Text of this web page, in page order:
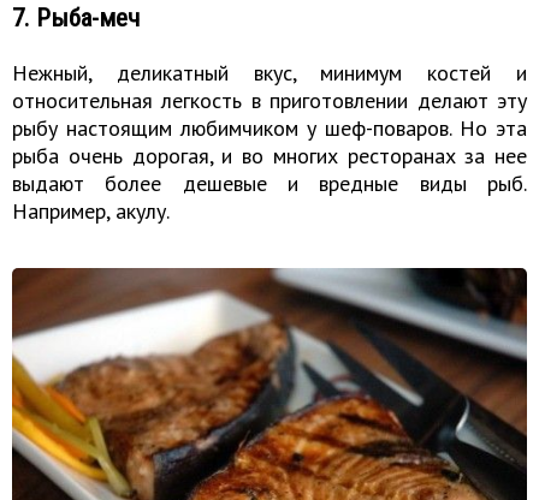
7. Рыба-меч
Нежный, деликатный вкус, минимум костей и
относительная легкость в приготовлении делают эту
рыбу настоящим любимчиком у шеф-поваров. Но эта
рыба очень дорогая, и во многих ресторанах за нее
выдают более дешевые и вредные виды рыб.
Например, акулу.